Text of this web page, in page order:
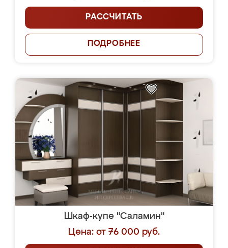
РАССЧИТАТЬ
ПОДРОБНЕЕ
Шкаф-купе "Саламин"
Цена: от 76 000 руб.